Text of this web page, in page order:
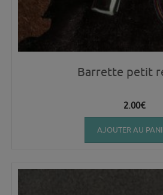
Barrette petit
2.00€
AJOUTER AU